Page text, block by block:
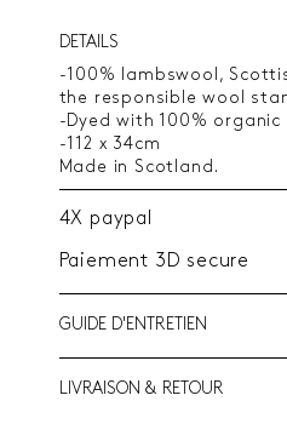
DETAILS
-100% lambswool,
the responsible wool
-Dyed with 100% organic
-112 x 34cm
Made in Scotland.
4X paypal
Paiement 3D secure
GUIDE D'ENTRETIEN
LIVRAISON & RETOUR